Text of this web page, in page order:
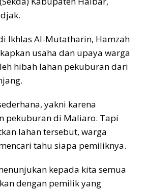
Ikhlas Al-Mutatharin, Hamzah
usaha dan upaya warga
hibah lahan pekuburan dari
yakni karena
pekuburan di Maliaro. Tapi
lahan tersebut, warga
tahu siapa pemiliknya.
kepada kita semua
dengan pemilik yang